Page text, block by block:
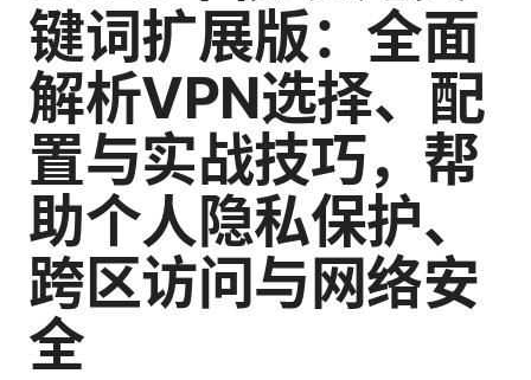
键词扩展版：全面
解析VPN选择、配
置与实战技巧，帮
助个人隐私保护、
跨区访问与网络安
全